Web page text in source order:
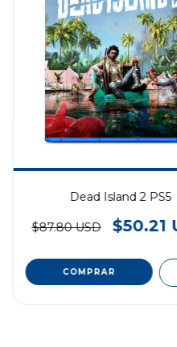
Dead Island 2 PS5
$87.80 USD $50.21
COMPRAR